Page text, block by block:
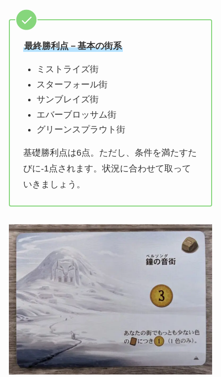
最終勝利点－基本の街系
ミストライズ街
スターフォール街
サンブレイズ街
エバーブロッサム街
グリーンスプラウト街
基礎勝利点は6点。ただし、条件を満たすた
びに-1点されます。状況に合わせて取って
いきましょう。